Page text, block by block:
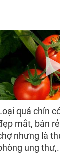
quả chín
mắt, bán
nhưng là
ung